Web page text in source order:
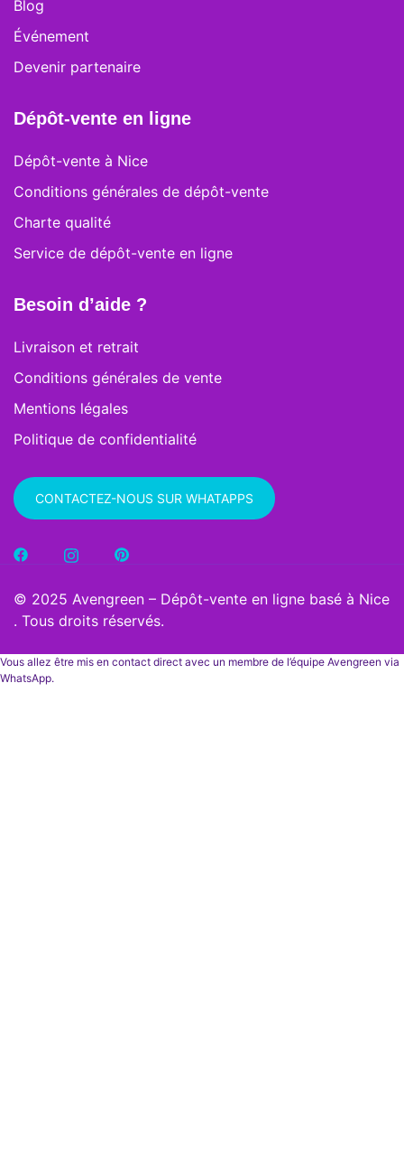
Blog
Événement
Devenir partenaire
Dépôt-vente en ligne
Dépôt-vente à Nice
Conditions générales de dépôt-vente
Charte qualité
Service de dépôt-vente en ligne
Besoin d’aide ?
Livraison et retrait
Conditions générales de vente
Mentions légales
Politique de confidentialité
CONTACTEZ-NOUS SUR WHATAPPS
© 2025 Avengreen – Dépôt-vente en ligne basé à Nice
. Tous droits réservés.
Vous allez être mis en contact direct avec un membre de l’équipe Avengreen via
WhatsApp.